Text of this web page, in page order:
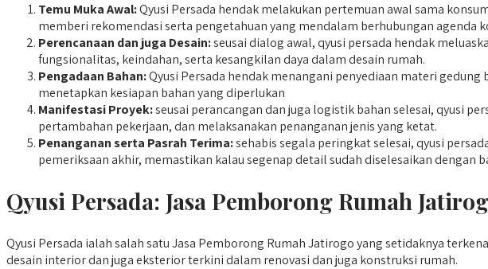
Temu Muka Awal:Qyusi Persada hendak melakukan pertemuan awal sama
memberi rekomendasi serta pengetahuan yang mendalam berhubungan agenda
Perencanaan dan juga Desain:seusai dialog awal, qyusi persada hendak
fungsionalitas, keindahan, serta kesangkilan daya dalam desain rumah.
Pengadaan Bahan:Qyusi Persada hendak menangani penyediaan materi
menetapkan kesiapan bahan yang diperlukan
Manifestasi Proyek:seusai perancangan dan juga logistik bahan selesai, qyusi
pertambahan pekerjaan, dan melaksanakan penanganan jenis yang ketat.
Penanganan serta Pasrah Terima:sehabis segala peringkat selesai, qyusi
pemeriksaan akhir, memastikan kalau segenap detail sudah diselesaikan
Qyusi Persada: Jasa Pemborong Rumah
Qyusi Persada ialah salah satu Jasa Pemborong Rumah Jatirogo yang setidaknya
desain interior dan juga eksterior terkini dalam renovasi dan juga konstruksi rumah.